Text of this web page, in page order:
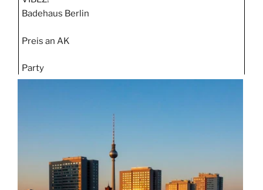
Badehaus Berlin
Preis an AK
Party